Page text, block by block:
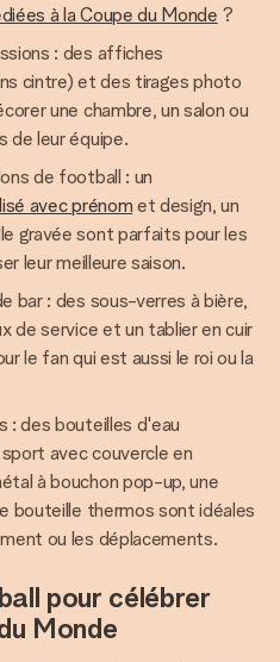
à la Coupe du Monde ?
: des affiches
cintre) et des tirages photo
une chambre, un salon ou
de leur équipe.
de football : un
avec prénom et design, un
gravée sont parfaits pour les
leur meilleure saison.
bar : des sous-verres à bière,
de service et un tablier en cuir
le fan qui est aussi le roi ou la
: des bouteilles d'eau
avec couvercle en
à bouchon pop-up, une
bouteille thermos sont idéales
ou les déplacements.
pour célébrer
Monde